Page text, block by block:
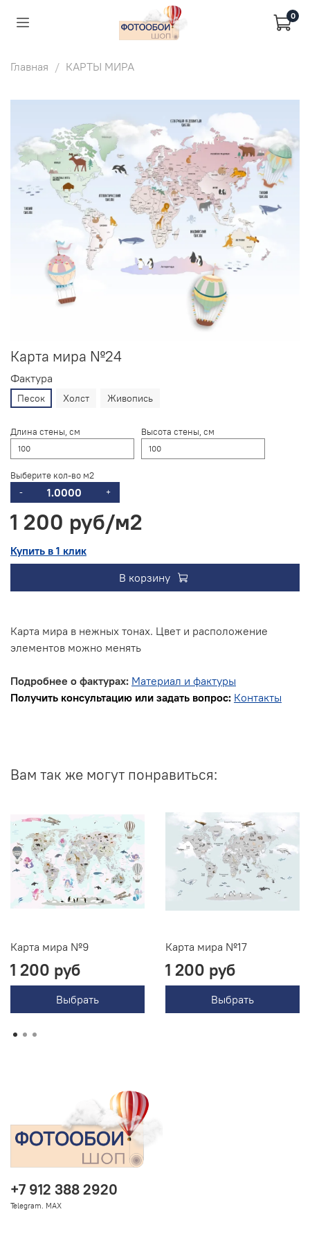
0
Главная КАРТЫ МИРА
Карта мира №24
Фактура
Песок Холст Живопись
Длина стены, см Высота стены, см
Выберите кол-во м2
- +
1 200 руб
Купить в 1 клик
В корзину
Карта мира в нежных тонах. Цвет и расположение
элементов можно менять
Подробнее о фактурах: Материал и фактуры
Получить консультацию или задать вопрос: Контакты
Вам так же могут понравиться:
Карта мира №9
1 200 руб
Выбрать
Карта мира №17
1 200 руб
Выбрать
+7 912 388 2920
Telegram. MAX